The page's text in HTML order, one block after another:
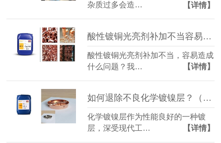
杂质过多会造…
【详情】
酸性镀铜光亮剂补加不当容易造成的2种故障
酸性镀铜光亮剂补加不当，容易造成
什么问题？我…
【详情】
如何退除不良化学镀镍层？（退镍剂）
化学镀镍层作为性能良好的一种镀
层，深受现代工…
【详情】